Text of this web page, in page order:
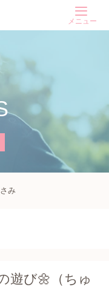
メニュー
み
遊び🌼（ちゅ